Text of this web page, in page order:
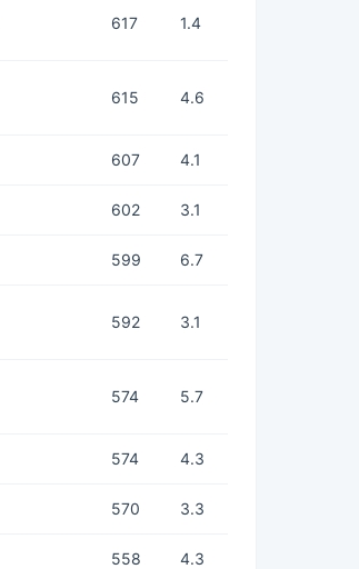
617 1.4
615 4.6
607 4.1
602 3.1
599 6.7
592 3.1
574 5.7
574 4.3
570 3.3
558 4.3